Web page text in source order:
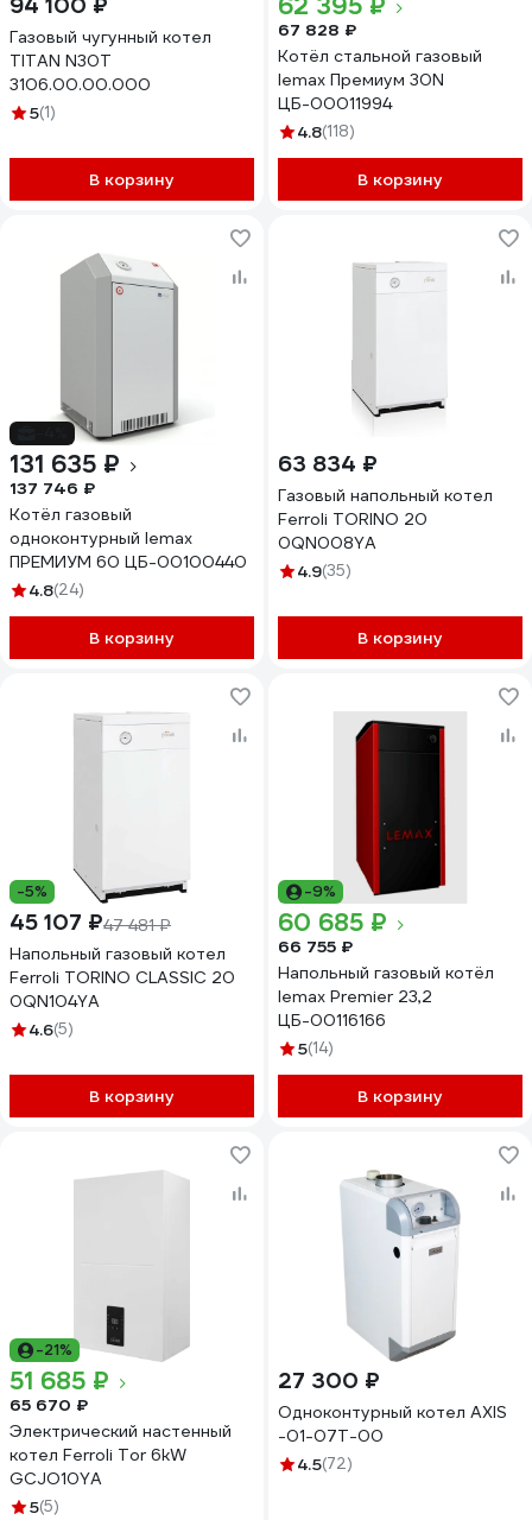
Газовый чугунный котел
TITAN N30T
3106.00.00.000
5(1)
В корзину
67 828 ₽
Котёл стальной газовый
lemax Премиум 30N
ЦБ-00011994
4.8(118)
В корзину
131 635 ₽
137 746 ₽
Котёл газовый
одноконтурный lemax
ПРЕМИУМ 60 ЦБ-00100440
4.8(24)
В корзину
63 834 ₽
Газовый напольный котел
Ferroli TORINO 20
0QN008YA
4.9(35)
В корзину
-5%
45 107 ₽47 481 ₽
Напольный газовый котел
Ferroli TORINO CLASSIC 20
0QN104YA
4.6(5)
В корзину
-9%
60 685 ₽
66 755 ₽
Напольный газовый котёл
lemax Premier 23,2
ЦБ-00116166
5(14)
В корзину
-21%
51 685 ₽
65 670 ₽
Электрический настенный
котел Ferroli Tor 6kW
GCJO10YA
5(5)
27 300 ₽
Одноконтурный котел AXIS
-01-07T-00
4.5(72)